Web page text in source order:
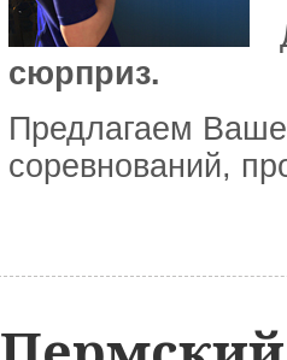
сюрприз.
Предлагаем
соревнований,